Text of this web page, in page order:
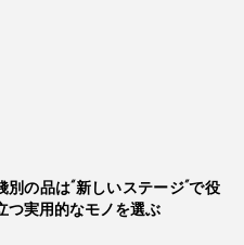
ダーは、本革製。自然環境
れたLWG（LEATHER
環境認証）ゴールド認定
しています。
のワイヤーリールをつくら
だったので、パートナーと
メーカー探しから、設計、
やしましたが、誰もが楽
ドホルダーが完成したと思
イン氏）
入館証をタッチ。そのまま
ンクのカードキーをとり出
ら、帰る前に、プロテイ
から、駐車券をとり出し
、オモテ面の入館証を再度
別の品は“新しいステージ”で役
つ実用的なモノを選ぶ